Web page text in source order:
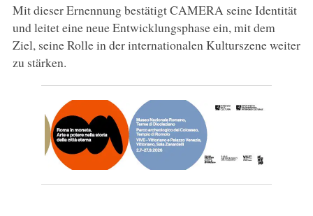
Mit dieser Ernennung bestätigt CAMERA seine Identität
und leitet eine neue Entwicklungsphase ein, mit dem
Ziel, seine Rolle in der internationalen Kulturszene weiter
zu stärken.